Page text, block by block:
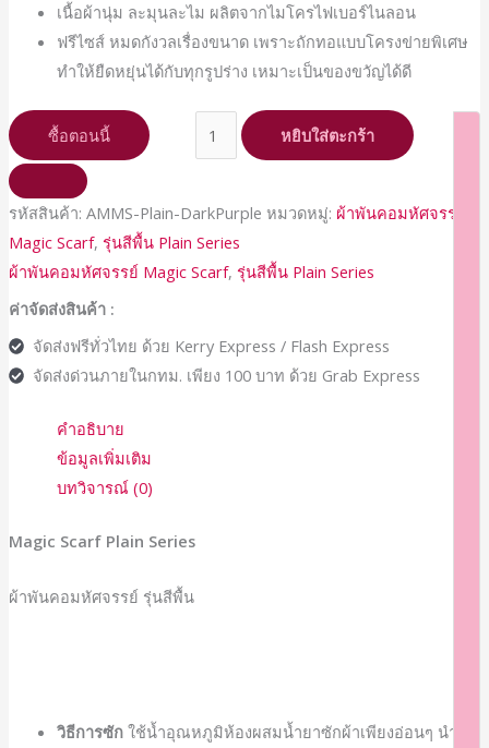
เนื้อผ้านุ่ม ละมุนละไม ผลิตจากไมโครไฟเบอร์ไนลอน
ฟรีไซส์ หมดกังวลเรื่องขนาด เพราะถักทอแบบโครงข่ายพิเศษ
ทำให้ยืดหยุ่นได้กับทุกรูปร่าง เหมาะเป็นของขวัญได้ดี
ซื้อตอนนี้ หยิบใส่ตะกร้า
รหัสสินค้า: AMMS-Plain-DarkPurple หมวดหมู่: ผ้าพันคอมหัศจรรย์
Magic Scarf, รุ่นสีพื้น Plain Series
ผ้าพันคอมหัศจรรย์ Magic Scarf, รุ่นสีพื้น Plain Series
ค่าจัดส่งสินค้า :
จัดส่งฟรีทั่วไทย ด้วย Kerry Express / Flash Express
จัดส่งด่วนภายในกทม. เพียง 100 บาท ด้วย Grab Express
คำอธิบาย
ข้อมูลเพิ่มเติม
บทวิจารณ์ (0)
Magic Scarf Plain Series
ผ้าพันคอมหัศจรรย์ รุ่นสีพื้น
วิธีการซักใช้น้ำอุณหภูมิห้องผสมน้ำยาซักผ้าเพียงอ่อนๆ นำผ้า